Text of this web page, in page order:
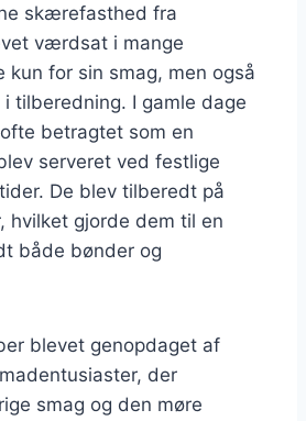
skærefasthed fra
værdsat i mange
kun for sin smag, men også
tilberedning. I gamle dage
betragtet som en
serveret ved festlige
De blev tilberedt på
hvilket gjorde dem til en
både bønder og
blevet genopdaget af
der
smag og den møre